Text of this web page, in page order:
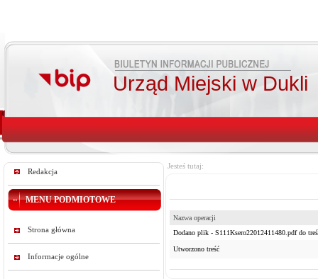
Urząd Miejski w Dukli
Redakcja
MENU PODMIOTOWE
Strona główna
Informacje ogólne
Jesteś tutaj:
Nazwa operacji
Dodano plik - S111Ksero22012411480.pdf do
Utworzono treść